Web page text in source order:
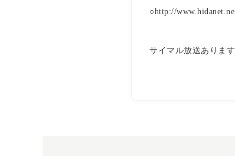
○http://
サイマル放送あります